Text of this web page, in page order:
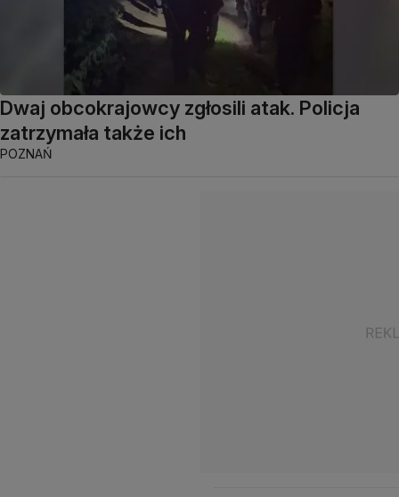
Dwaj obcokrajowcy zgłosili atak. Policja
zatrzymała także ich
POZNAŃ